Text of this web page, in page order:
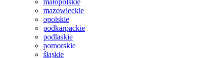
małopolskie
mazowieckie
opolskie
podkarpackie
podlaskie
pomorskie
śląskie